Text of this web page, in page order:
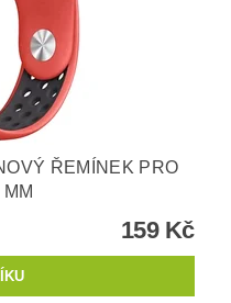
ŘEMÍNEK PRO
159 Kč